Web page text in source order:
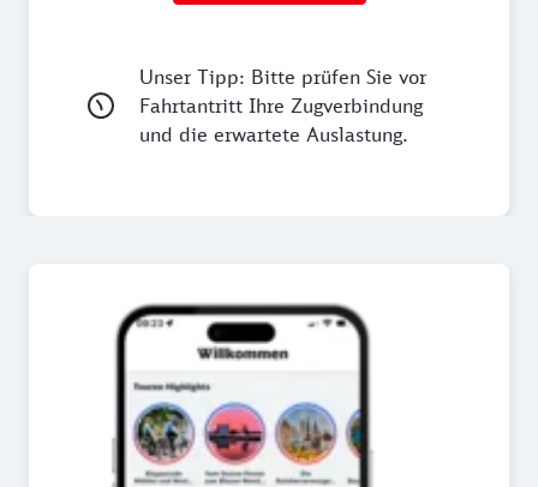
Unser Tipp: Bitte prüfen Sie vor
Fahrtantritt Ihre Zugverbindung
und die erwartete Auslastung.